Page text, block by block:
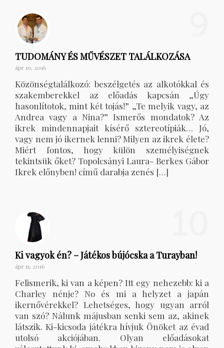
TUDOMÁNY ÉS MŰVÉSZET TALÁLKOZÁSA
ápr 19, 2016
Közönségtalálkozó: beszélgetés az alkotókkal és
szakemberekkel az előadás kapcsán „Úgy
hasonlítotok, mint két tojás!” „Te melyik vagy, az
Andrea vagy a Nina?” Ismerős mondatok? Az
ikrek mindennapjait kísérő sztereotípiák… Jó,
vagy nem jó ikernek lenni? Milyen az ikrek élete?
Miért fontos, hogy külön személyiségnek
tekintsük őket? Topolcsányi Laura- Berkes Gábor
Ikrek előnyben! című darabja zenés […]
Ki vagyok én? – Játékos bújócska a Turayban!
ápr 11, 2016
Felismerik, ki van a képen? Itt egy nehezebb: ki a
Charley nénje? No és mi a helyzet a japán
ikernővérekkel? Lehetséges, hogy ugyan arról
van szó? Nálunk májusban senki sem az, akinek
látszik. Ki-kicsoda játékra hívjuk Önöket az évad
utolsó akciójában. Olyan előadásokat